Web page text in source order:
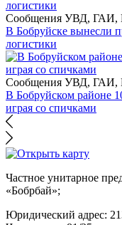
Сообщения УВД, ГАИ,
В Бобруйске вынесли
логистики
Сообщения УВД, ГАИ,
В Бобруйском районе
играя со спичками
Частное унитарное
«Бобрбай»;
Юридический адрес: